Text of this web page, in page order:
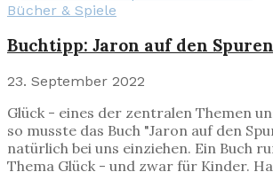
Bücher & Spiele
Buchtipp: Jaron auf den
23. September 2022
Glück - eines der zentralen Themen
so musste das Buch "Jaron auf den
natürlich bei uns einziehen. Ein Buch
Thema Glück - und zwar für Kinder.